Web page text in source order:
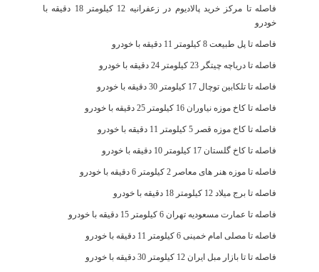
فاصله تا مرکز خرید پالادیوم در زعفرانیه 12 کیلومتر 18 دقیقه با
خودرو
فاصله تا پل طبیعت 8 کیلومتر 11 دقیقه با خودرو
فاصله تا دریاچه چیتگر 23 کیلومتر 24 دقیقه با خودرو
فاصله تا تلکابین توچال 17 کیلومتر 30 دقیقه با خودرو
فاصله تا کاخ موزه نیاوران 16 کیلومتر 25 دقیقه با خودرو
فاصله تا کاخ موزه قصر 5 کیلومتر 11 دقیقه با خودرو
فاصله تا کاخ گلستان 17 کیلومتر 10 دقیقه با خودرو
فاصله تا موزه هنر های معاصر 2 کیلومتر 6 دقیقه با خودرو
فاصله تا برج میلاد 12 کیلومتر 18 دقیقه با خودرو
فاصله تا عمارت مسعودیه تهران 6 کیلومتر 15 دقیقه با خودرو
فاصله تا مصلی امام خمینی 6 کیلومتر 11 دقیقه با خودرو
فاصله تا تا بازار مبل ایران 12 کیلومتر 30 دقیقه با خودرو